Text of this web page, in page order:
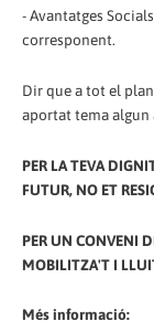
- Avantatges
corresponent.
Dir que a tot el
aportat tema algun
PER LA TEVA
FUTUR, NO ET
PER UN CONVENI
MOBILITZA'T I
Més informació: